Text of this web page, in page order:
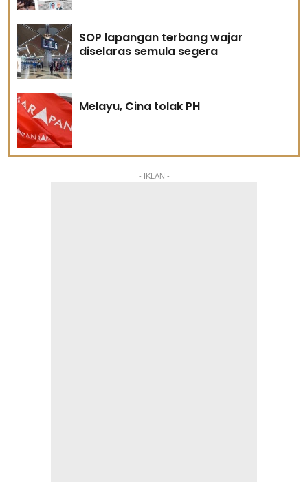
SOP lapangan terbang wajar
diselaras semula segera
Melayu, Cina tolak PH
- IKLAN -